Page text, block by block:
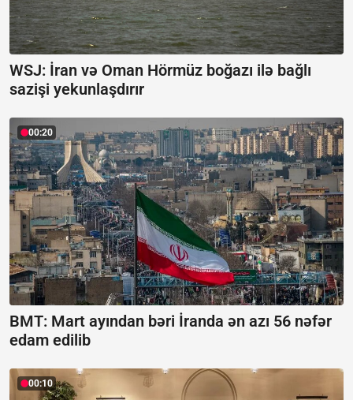
WSJ: İran və Oman Hörmüz boğazı ilə bağlı
sazişi yekunlaşdırır
00:20
BMT: Mart ayından bəri İranda ən azı 56 nəfər
edam edilib
00:10